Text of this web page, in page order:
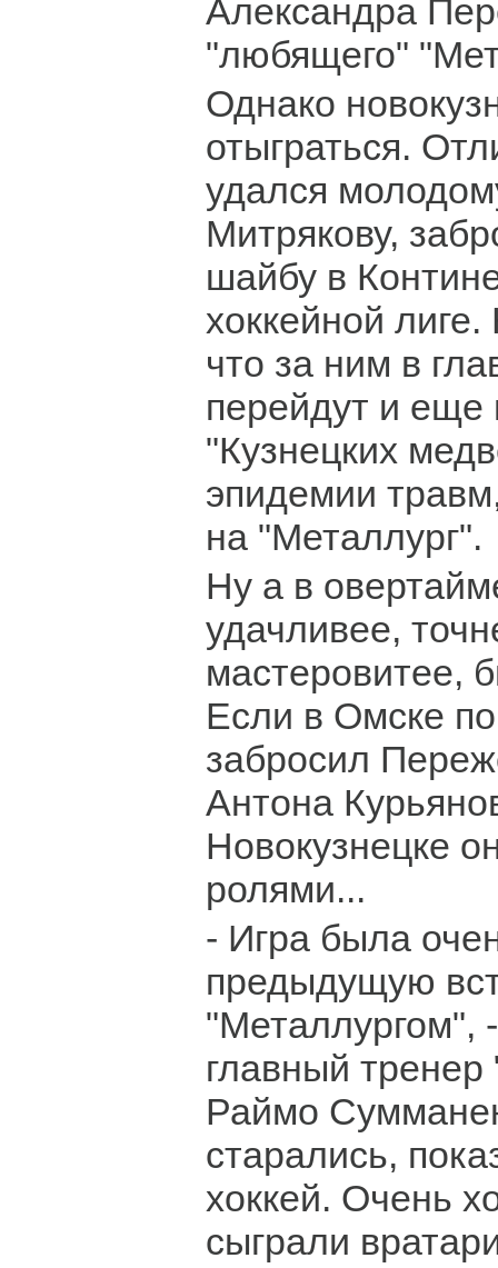
Александра
"любящего"
Однако
отыграться.
удался
Митрякову,
шайбу в
хоккейной
что за ним в
перейдут и еще
"Кузнецких
эпидемии
на "Металлург".
Ну а в
удачливее,
мастеровитее,
Если в Омске
забросил
Антона
Новокузнецке
ролями...
- Игра была
предыдущую
"Металлургом",
главный тренер
Раймо
старались,
хоккей. Очень
сыграли